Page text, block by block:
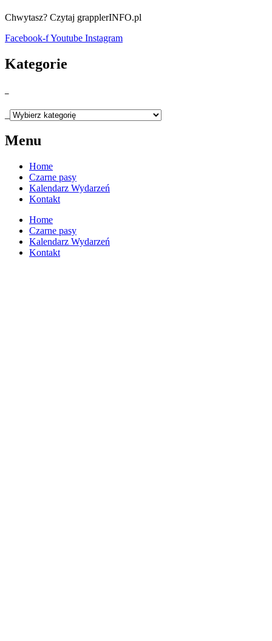
Chwytasz? Czytaj grapplerINFO.pl
Facebook-fYoutube Instagram
Kategorie
Menu
Home
Czarne pasy
Kalendarz Wydarzeń
Kontakt
Home
Czarne pasy
Kalendarz Wydarzeń
Kontakt